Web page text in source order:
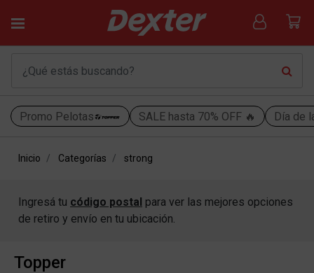
Promo Pelotas SALE hasta 70% OFF 🔥 Día de
Inicio Categorías strong
Ingresá tu código postal para ver las mejores opciones
de retiro y envío en tu ubicación.
Topper